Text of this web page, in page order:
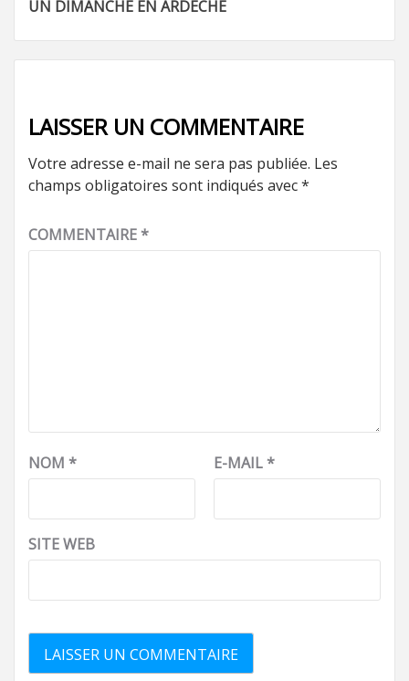
d’article
UN DIMANCHE EN ARDECHE
LAISSER UN COMMENTAIRE
Votre adresse e-mail ne sera pas publiée. Les
champs obligatoires sont indiqués avec*
COMMENTAIRE*
NOM * E-MAIL*
SITE WEB